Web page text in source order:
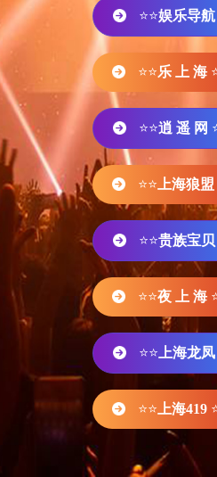
⭐⭐娱乐导航
⭐⭐乐 上 海
⭐⭐逍 遥 网
⭐⭐ 上海狼盟
⭐⭐贵族宝贝
⭐⭐夜 上 海
⭐⭐ 上海龙凤
⭐⭐ 上海419